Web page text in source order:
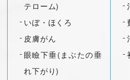
テローム)
いぼ・ほくろ
皮膚がん
眼瞼下垂(まぶたの垂
れ下がり)